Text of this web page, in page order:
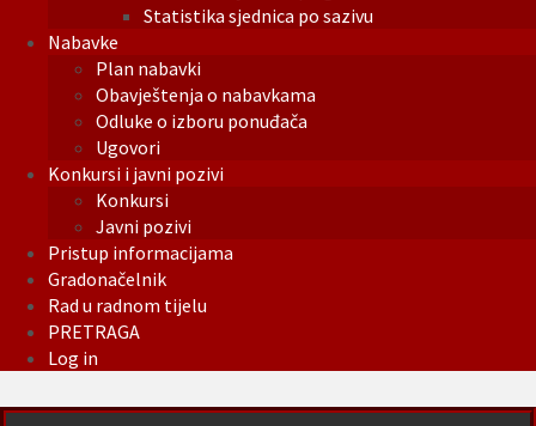
Statistika sjednica po sazivu
Nabavke
Plan nabavki
Obavještenja o nabavkama
Odluke o izboru ponuđača
Ugovori
Konkursi i javni pozivi
Konkursi
Javni pozivi
Pristup informacijama
Gradonačelnik
Rad u radnom tijelu
PRETRAGA
Log in